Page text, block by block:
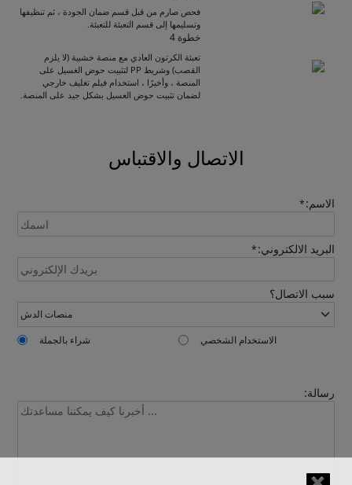
فحص صارم من قبل قسم ضمان الجودة ، ثم تنظيفها
وتسليمها إلى قسم التعبئة للتعبئة.
خطوة 4
تعبئة الكرتون العادي مع منصة خشبية (لا يلزم
القصب) وشريط PP لتثبيت حوض الغسيل على
المنصة ، وأخيرًا ، استخدام فيلم تغليف خارجي
لضمان تثبيت حوض الغسيل بشكل جيد على المنصة.
Get Catalogue
Please leave your contact information,the
catalogue will be sent to your mailbox
Send
الاتصال والاقتباس
الاسم:*
البريد الالكتروني:*
سبب الاتصال؟
شراء بالجملة الاستخدام الشخصي
رسالة:
✖